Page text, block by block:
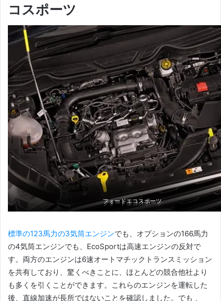
コスポーツ
フォードエコスポーツ
フォードエコスポーツ
標準の123馬力の3気筒エンジンでも、オプションの166馬力
の4気筒エンジンでも、EcoSportは高速エンジンの反対で
す。 両方のエンジンは6速オートマチックトランスミッション
を共有しており、驚くべきことに、ほとんどの競合他社より
も多くを引くことができます。
これらのエンジンを運転した
後、直線加速が長所ではないことを確認しました。 でも 、